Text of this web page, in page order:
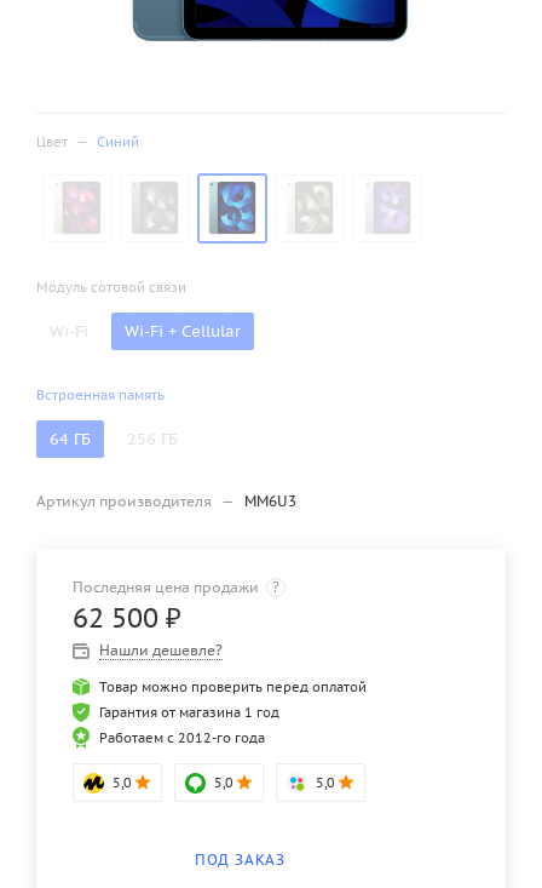
Цвет — Синий
Модуль сотовой связи
Wi-Fi Wi-Fi + Cellular
Встроенная память
64 ГБ 256 ГБ
Артикул производителя — MM6U3
Последняя цена продажи ?
62 500 ₽
Нашли дешевле?
Товар можно проверить перед оплатой
Гарантия от магазина 1 год
Работаем с 2012-го года
5,0 5,0 5,0
ПОД ЗАКАЗ